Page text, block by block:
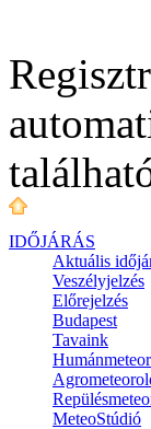
IDŐJÁRÁS
Aktuális
Veszélyjelzés
Előrejelzés
Budapest
Tavaink
MeteoStúdió